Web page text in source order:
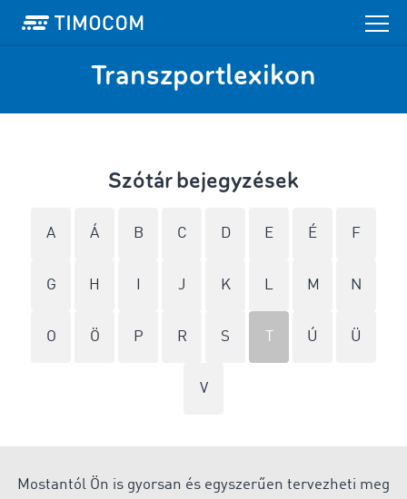
Transzportlexikon
Szótár bejegyzések
A Á B C D E É F
G H J K L M N
O Ö P R S Ú Ü
V
Mostantól Ön is gyorsan és egyszerűen tervezheti meg